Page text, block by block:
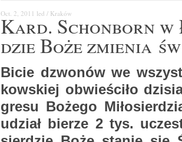
Oct. 2, 2011 led / Kra­ków
Kard. Schon­born
dzie Boże zmie­nia
Bicie dzwo­nów we
kow­skiej ob­wie­ści­ło
gre­su Bo­że­go
udział bie­rze 2 tys.